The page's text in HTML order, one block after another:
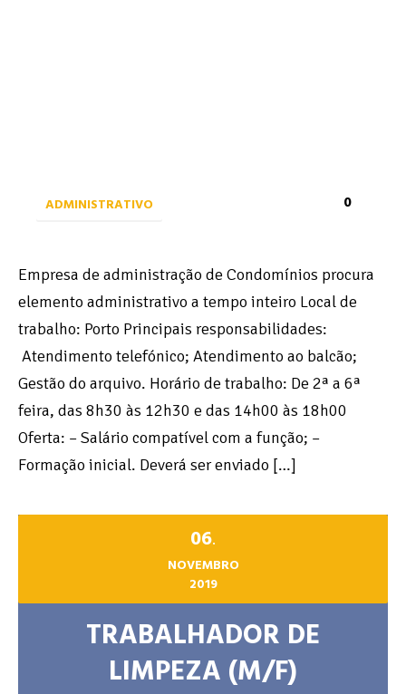
ADMINISTRATIVO 0
Empresa de administração de Condomínios procura
elemento administrativo a tempo inteiro Local de
trabalho: Porto Principais responsabilidades:
Atendimento telefónico; Atendimento ao balcão;
Gestão do arquivo. Horário de trabalho: De 2ª a 6ª
feira, das 8h30 às 12h30 e das 14h00 às 18h00
Oferta: – Salário compatível com a função; –
Formação inicial. Deverá ser enviado […]
06.
NOVEMBRO
2019
TRABALHADOR DE
LIMPEZA (M/F)